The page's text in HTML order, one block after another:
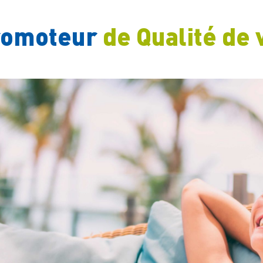
de Qualité de